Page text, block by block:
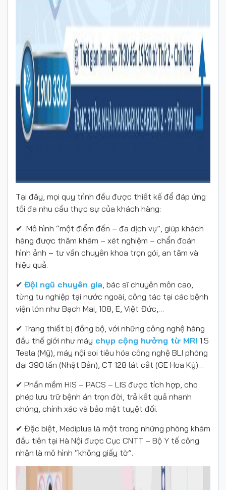
Tại đây, mọi quy trình đều được thiết kế để đáp ứng
tối đa nhu cầu thực sự của khách hàng:
✔︎ Mô hình “một điểm đến – đa dịch vụ”, giúp khách
hàng được thăm khám – xét nghiệm – chẩn đoán
hình ảnh – tư vấn chuyên khoa trọn gói, an tâm và
hiệu quả.
✔︎ Đội ngũ chuyên gia, bác sĩ chuyên môn cao,
từng tu nghiệp tại nước ngoài, công tác tại các bệnh
viện lớn như Bạch Mai, 108, E, Việt Đức,…
✔︎ Trang thiết bị đồng bộ, với những công nghệ hàng
đầu thế giới như máy chụp cộng hưởng từ MRI 1.5
Tesla (Mỹ), máy nội soi tiêu hóa công nghệ BLI phóng
đại 390 lần (Nhật Bản), CT 128 lát cắt (GE Hoa Kỳ)…
✔︎ Phần mềm HIS – PACS – LIS được tích hợp, cho
phép lưu trữ bệnh án trọn đời, trả kết quả nhanh
chóng, chính xác và bảo mật tuyệt đối.
✔︎ Đặc biệt, Mediplus là một trong những phòng khám
đầu tiên tại Hà Nội được Cục CNTT – Bộ Y tế công
nhận là mô hình “không giấy tờ”.